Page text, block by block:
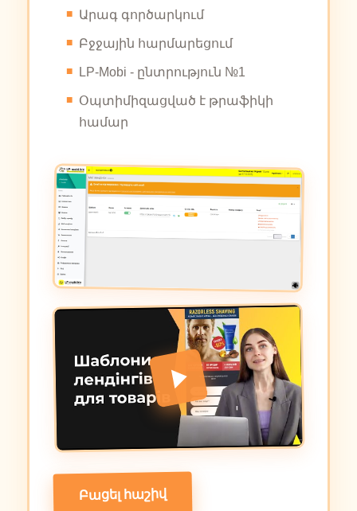
Արագ գործարկում
Բջջային հարմարեցում
LP-Mobi - ընտրություն №1
Օպտիմիզացված է թրաֆիկի
համար
Բացել հաշիվ